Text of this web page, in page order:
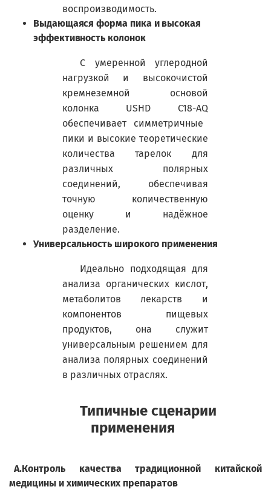
воспроизводимость.
Выдающаяся форма пика и высокая
эффективность колонок
С умеренной углеродной
нагрузкой и высокочистой
кремнеземной основой
колонка USHD C18-AQ
обеспечивает симметричные
пики и высокие теоретические
количества тарелок для
различных полярных
соединений, обеспечивая
точную количественную
оценку и надёжное
разделение.
Универсальность широкого применения
Идеально подходящая для
анализа органических кислот,
метаболитов лекарств и
компонентов пищевых
продуктов, она служит
универсальным решением для
анализа полярных соединений
в различных отраслях.
Типичные сценарии
применения
А.Контроль качества традиционной китайской
медицины и химических препаратов